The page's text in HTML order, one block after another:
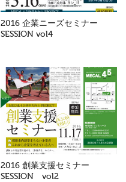
2016 企業ニーズセミナー
SESSION vol4
2016 創業支援セミナー
SESSION vol2